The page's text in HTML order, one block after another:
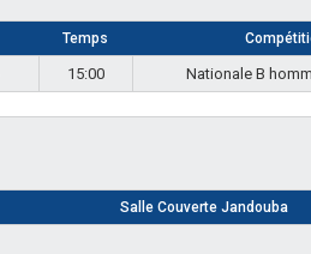
Temps
15:00 Nationale B
Salle Couverte Jandouba